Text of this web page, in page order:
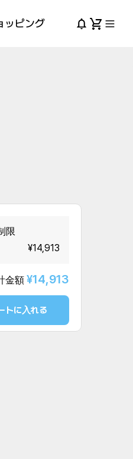
ッピング
限
¥14,913
金額 ¥14,913
トに入れる